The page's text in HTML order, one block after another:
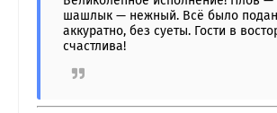
шашлык — нежный. Всё было
аккуратно, без суеты. Гости в
счастлива!